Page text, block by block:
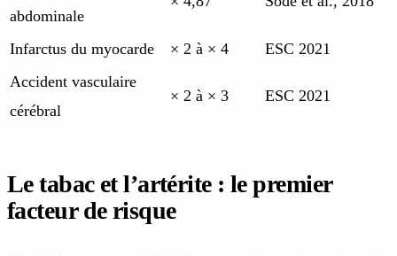
abdominale
Infarctus du myocarde × 2 à × 4
ESC 2021
Accident vasculaire
cérébral
× 2 à × 3 ESC 2021
Le tabac et l’artérite : le premier
facteur de risque